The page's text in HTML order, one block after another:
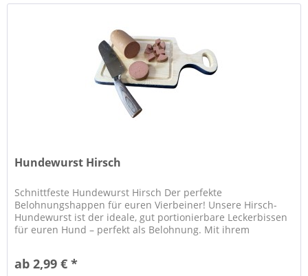
Hundewurst Hirsch
Schnittfeste Hundewurst Hirsch Der perfekte
Belohnungshappen für euren Vierbeiner! Unsere Hirsch-
Hundewurst ist der ideale, gut portionierbare Leckerbissen
für euren Hund – perfekt als Belohnung. Mit ihrem
ab 2,99 € *